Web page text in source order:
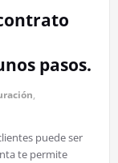
pasos.
,
puede ser
te permite